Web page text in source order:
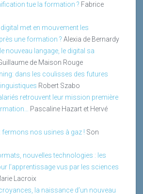
tue la formation ? Fabrice
met en mouvement les
une formation ? Alexia de Bernardy
le nouveau langage, le digital sa
de Maison Rouge
dans les coulisses des futures
Robert Szabo
retrouvent leur mission première
Pascaline Hazart et Hervé
fermons nos usines à gaz ! Son
nouvelles technologies : les
l’apprentissage vus par les sciences
Lacroix
la naissance d’un nouveau